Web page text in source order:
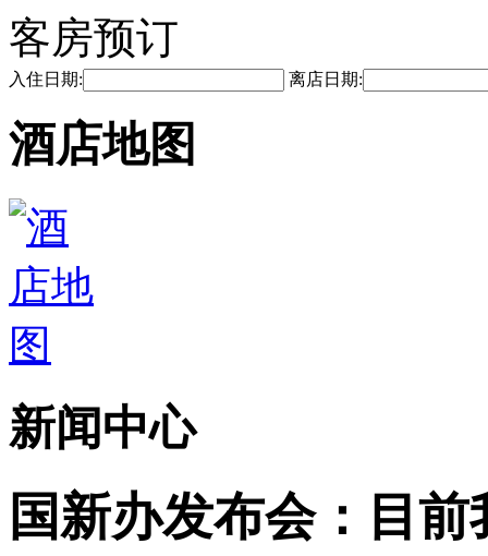
客房预订
入住日期: 离店日期:
酒店地图
新闻中心
国新办发布会：目